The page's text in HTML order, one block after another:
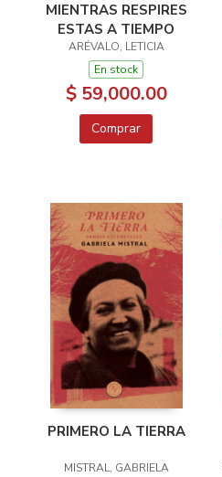
MIENTRAS RESPIRES
ESTAS A TIEMPO
ARÉVALO, LETICIA
En stock
$ 59,000.00
Comprar
PRIMERO LA TIERRA
MISTRAL, GABRIELA